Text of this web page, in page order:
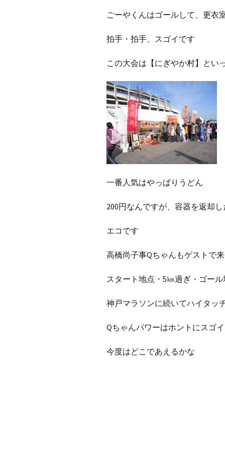
ごーやくんはゴールして、更衣
拍手・拍手、スゴイです
この大会は【にぎやか村】とい
一番人気はやっぱりうどん
200円なんですが、容器を返却
エコです
高橋尚子事Qちゃんもゲストで
スタート地点・5㎞過ぎ・ゴー
神戸マラソンに続いてハイタッ
Qちゃんパワーはホントにスゴイ
今度はどこであえるかな